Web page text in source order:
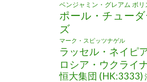
ベンジャミン・グレアム ボリ
ポール・チュー
ズ
マーク・スピッツナゲル
ラッセル・ネイピ
ロシア・ウクライ
恒大集団 (HK:3333)